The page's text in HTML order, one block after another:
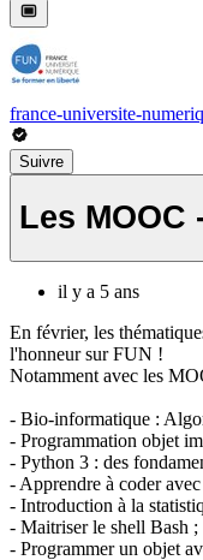
france-universite-
Suivre
Les
il y a 5 ans
En février, les
l'honneur sur FUN !
Notamment avec les
- Bio-informatique :
- Programmation objet
- Python 3 : des
- Apprendre à coder
- Introduction à la
- Maitriser le shell Bash ;
- Programmer un objet